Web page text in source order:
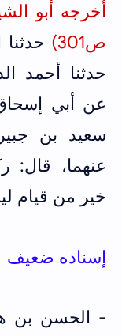
ص301)
حدثنا أحمد
عن أبي
سعيد بن
عنهما، قال:
خير من قيام
إسناده ضعيف
- الحسن بن